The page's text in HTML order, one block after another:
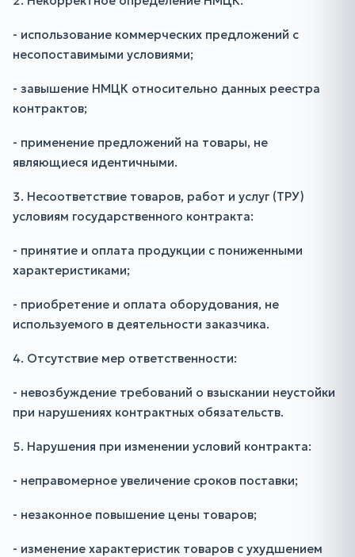
- использование коммерческих предложений с
несопоставимыми условиями;
- завышение НМЦК относительно данных реестра
контрактов;
- применение предложений на товары, не
являющиеся идентичными.
3. Несоответствие товаров, работ и услуг (ТРУ)
условиям государственного контракта:
- принятие и оплата продукции с пониженными
характеристиками;
- приобретение и оплата оборудования, не
используемого в деятельности заказчика.
4. Отсутствие мер ответственности:
- невозбуждение требований о взыскании неустойки
при нарушениях контрактных обязательств.
5. Нарушения при изменении условий контракта:
- неправомерное увеличение сроков поставки;
- незаконное повышение цены товаров;
- изменение характеристик товаров с ухудшением